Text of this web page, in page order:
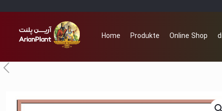
Home Produkte Online Shop